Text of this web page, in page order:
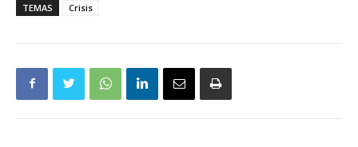
TEMAS Crisis